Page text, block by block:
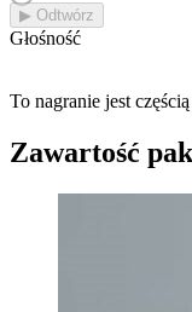
▶︎ Odtwórz
Głośność
To nagranie jest
Zawartość